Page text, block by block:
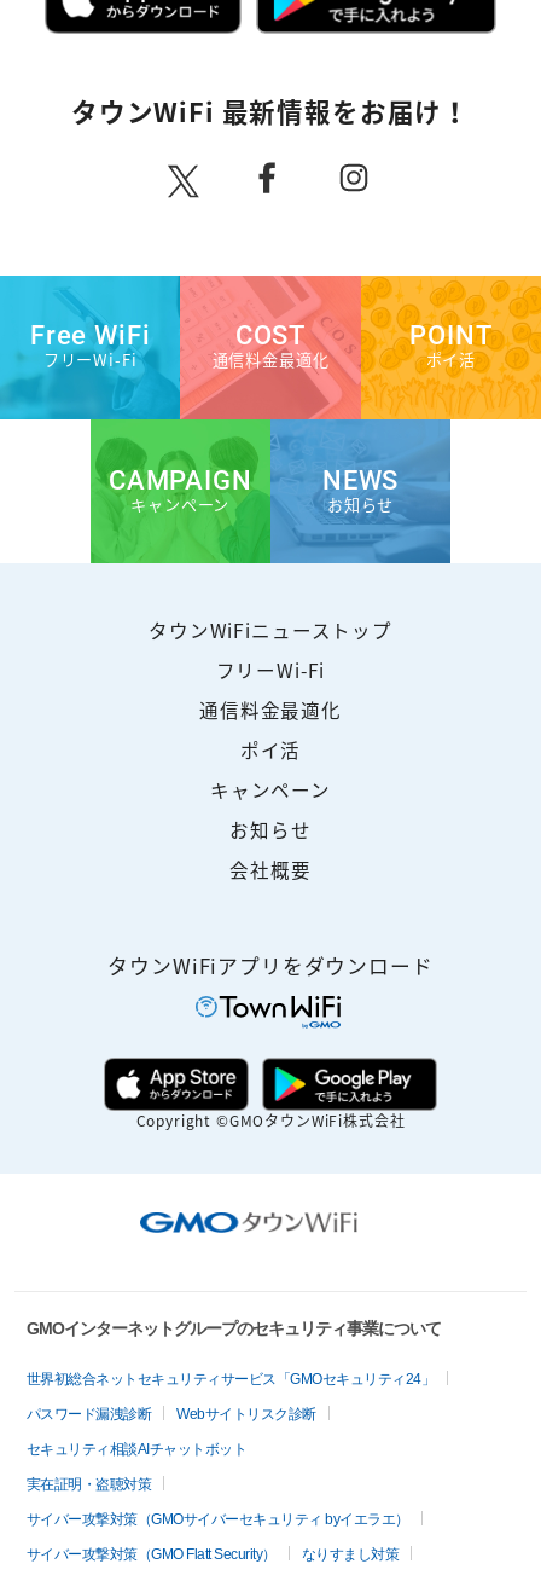
タウンWiFi 最新情報をお届け！
Free WiFi
フリーWi-Fi
COST
通信料金最適化
POINT
ポイ活
CAMPAIGN
キャンペーン
NEWS
お知らせ
タウンWiFiニューストップ
フリーWi-Fi
通信料金最適化
ポイ活
キャンペーン
お知らせ
会社概要
タウンWiFiアプリをダウンロード
Copyright ©GMOタウンWiFi株式会社
GMOインターネットグループのセキュリティ事業について
世界初総合ネットセキュリティサービス「GMOセキュリティ24」
パスワード漏洩診断 Webサイトリスク診断
セキュリティ相談AIチャットボット
実在証明・盗聴対策
サイバー攻撃対策（GMOサイバーセキュリティ byイエラエ）
サイバー攻撃対策（GMO Flatt Security） なりすまし対策